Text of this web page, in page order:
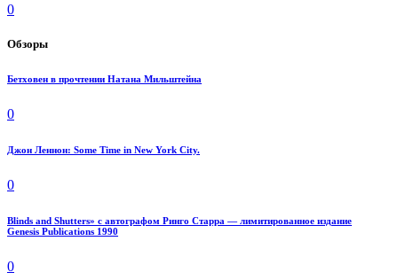
0
Обзоры
Бетховен в прочтении Натана Мильштейна
0
Джон Леннон: Some Time in New York City.
0
Blinds and Shutters» с автографом Ринго Старра — лимитированное издание
Genesis Publications 1990
0